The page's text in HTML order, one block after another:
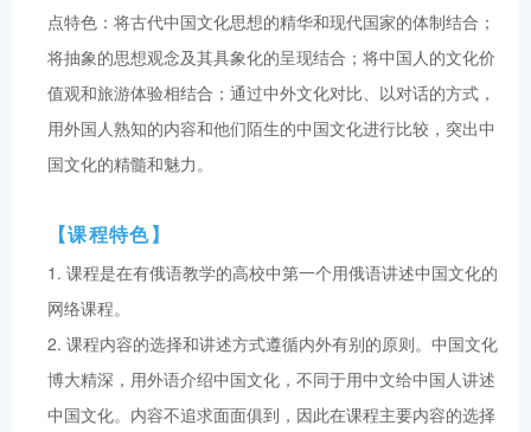
点特色：将古代中国文化思想的精华和现代国家的体制结合；
将抽象的思想观念及其具象化的呈现结合；将中国人的文化价
值观和旅游体验相结合；通过中外文化对比、以对话的方式，
用外国人熟知的内容和他们陌生的中国文化进行比较，突出中
国文化的精髓和魅力。
【课程特色】
1. 课程是在有俄语教学的高校中第一个用俄语讲述中国文化的
网络课程。
2. 课程内容的选择和讲述方式遵循内外有别的原则。中国文化
博大精深，用外语介绍中国文化，不同于用中文给中国人讲述
中国文化。内容不追求面面俱到，因此在课程主要内容的选择